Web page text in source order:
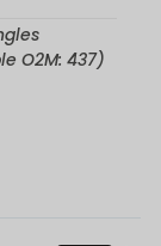
O2M: 437)